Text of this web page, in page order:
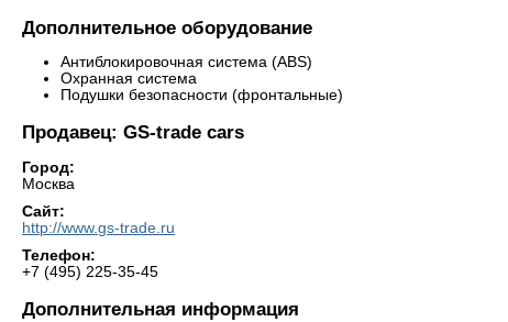
Дополнительное оборудование
Антиблокировочная система (ABS)
Охранная система
Подушки безопасности (фронтальные)
Продавец: GS-trade cars
Город:
Москва
Сайт:
http://www.gs-trade.ru
Телефон:
+7 (495) 225-35-45
Дополнительная информация